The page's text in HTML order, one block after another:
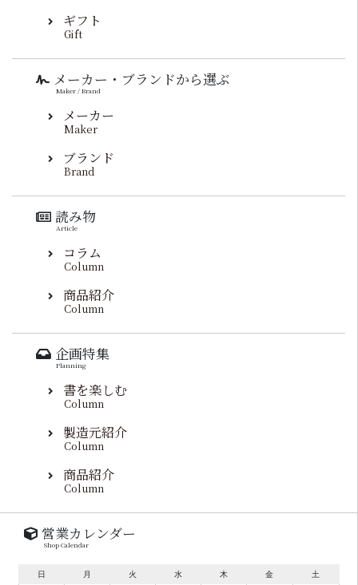
ギフト
Gift
メーカー・ブランドから選ぶ
Maker / Brand
メーカー
Maker
ブランド
Brand
読み物
Article
コラム
Column
商品紹介
Column
企画特集
Planning
書を楽しむ
Column
製造元紹介
Column
商品紹介
Column
営業カレンダー
Shop Calendar
日 月 火 水 木 金 土